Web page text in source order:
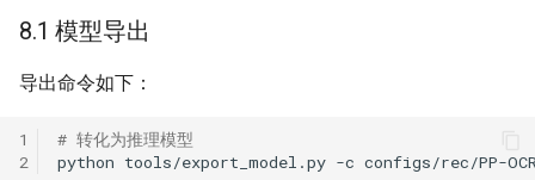
8.1 模型导出
导出命令如下：
1
2
# 转化为推理模型
python tools/export_model.py -c configs/rec/PP-